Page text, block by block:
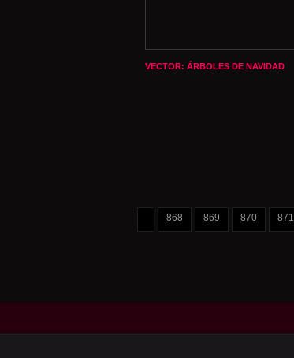
VECTOR: ÁRBOLES DE NAVIDAD
868 869 870 871